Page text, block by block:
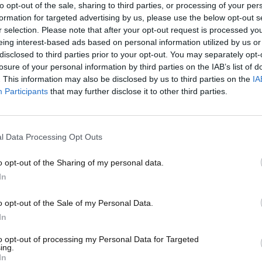
opt-out of the sale, sharing to third parties, or processing of your
for targeted advertising by us, please use the below opt-out
selection. Please note that after your opt-out request is processed
interest-based ads based on personal information utilized by us
to third parties prior to your opt-out. You may separately
of your personal information by third parties on the IAB’s list of
This information may also be disclosed by us to third parties on the
Participants that may further disclose it to other third parties.
Data Processing Opt Outs
opt-out of the Sharing of my personal data.
opt-out of the Sale of my Personal Data.
opt-out of processing my Personal Data for Targeted
le multe non le devi
annulla tutto: la
2025
ottenuto
di diverse multe per
della Strada....
Off Road
Legge 104, posso chiedere il
rimborso per l’acquisto di un’auto
usata con cambio automatico già
installato? Come stanno le cose
T B 16 Maggio 2025
Quali sono le agevolazioni previste
rassegna...